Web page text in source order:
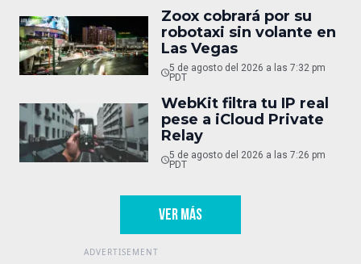
Zoox cobrará por su
robotaxi sin volante en
Las Vegas
5 de agosto del 2026 a las 7:32 pm
PDT
WebKit filtra tu IP real
pese a iCloud Private
Relay
5 de agosto del 2026 a las 7:26 pm
PDT
VER MÁS